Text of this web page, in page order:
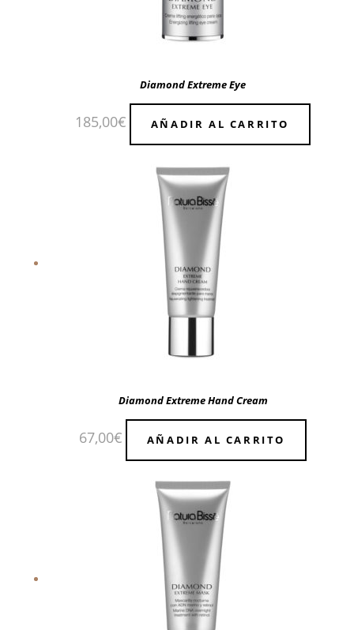
Diamond Extreme Eye
185,00€ AÑADIR AL CARRITO
Diamond Extreme Hand Cream
67,00€ AÑADIR AL CARRITO